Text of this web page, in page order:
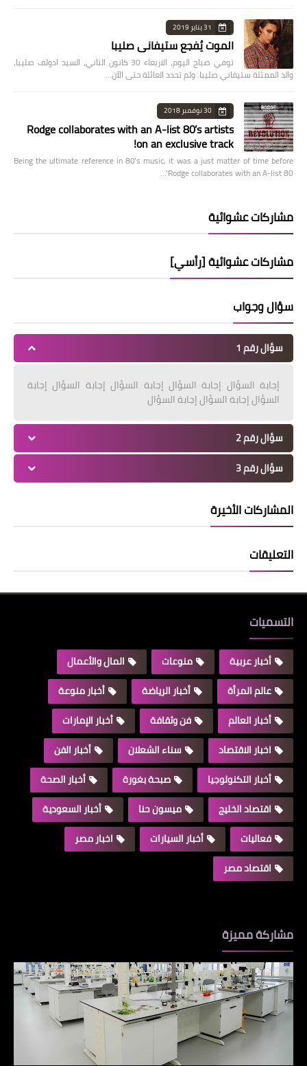
31 يناير 2019
الموت يُفجع ستيفاني صليبا
توفي صباح اليوم، الاربعاء 30 كانون الثاني، السيد ادولف صليبا،
والد الممثلة ستيفاني صليبا. ولم تحدد العائلة حتى الآن…
30 نوفمبر 2018
Rodge collaborates with an A-list 80’s artists
on an exclusive track!
Being the ultimate reference in 80’s music, it was a just matter of time before
Rodge collaborates with an A-list 80’…
مشاركات عشوائية
مشاركات عشوائية [رأسي]
سؤال وجواب
سؤال رقم 1
إجابة السؤال إجابة السؤال إجابة السؤال إجابة السؤال إجابة
السؤال إجابة السؤال إجابة السؤال
سؤال رقم 2
سؤال رقم 3
المشاركات الأخيرة
التعليقات
التسميات
أخبار عربية منوعات
المال والأعمال
عالم المرأة
أخبار الرياضة
أخبار منوعة
أخبار العالم
فن وثقافة
أخبار الإمارات
اخبار الاقتصاد
سناء الشعلان
أخبار الفن
أخبار التكنولوجيا
صبحة بغورة
أخبار الصحة
اقتصاد الخليج
ميسون حنا
أخبار السعودية
فعاليات
أخبار السيارات
اخبار مصر
اقتصاد مصر
مشاركة مميزة